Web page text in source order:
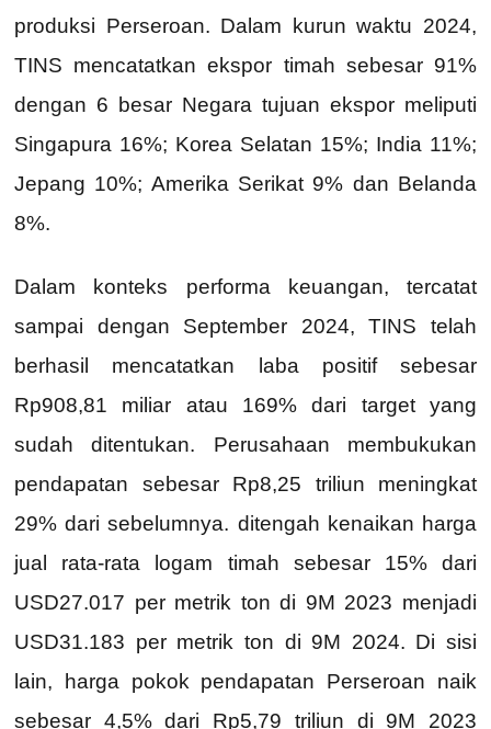
produksi Perseroan. Dalam kurun waktu 2024,
TINS mencatatkan ekspor timah sebesar 91%
dengan 6 besar Negara tujuan ekspor meliputi
Singapura 16%; Korea Selatan 15%; India 11%;
Jepang 10%; Amerika Serikat 9% dan Belanda
8%.
Dalam konteks performa keuangan, tercatat
sampai dengan September 2024, TINS telah
berhasil mencatatkan laba positif sebesar
Rp908,81 miliar atau 169% dari target yang
sudah ditentukan. Perusahaan membukukan
pendapatan sebesar Rp8,25 triliun meningkat
29% dari sebelumnya. ditengah kenaikan harga
jual rata-rata logam timah sebesar 15% dari
USD27.017 per metrik ton di 9M 2023 menjadi
USD31.183 per metrik ton di 9M 2024. Di sisi
lain, harga pokok pendapatan Perseroan naik
sebesar 4,5% dari Rp5,79 triliun di 9M 2023